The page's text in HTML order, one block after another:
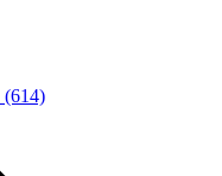
(614)